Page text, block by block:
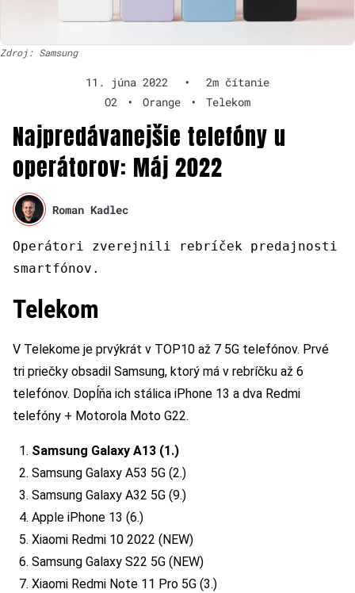
Zdroj: Samsung
11. júna 2022 •
2m čítanie
O2
• Orange • Telekom
Najpredávanejšie telefóny u
operátorov: Máj 2022
Roman Kadlec
Operátori zverejnili rebríček predajnosti
smartfónov.
Telekom
V Telekome je prvýkrát v TOP10 až 7 5G telefónov. Prvé
tri priečky obsadil Samsung, ktorý má v rebríčku až 6
telefónov. Dopĺňa ich stálica iPhone 13 a dva Redmi
telefóny + Motorola Moto G22.
Samsung Galaxy A13 (1.)
Samsung Galaxy A53 5G (2.)
Samsung Galaxy A32 5G (9.)
Apple iPhone 13 (6.)
Xiaomi Redmi 10 2022 (NEW)
Samsung Galaxy S22 5G (NEW)
Xiaomi Redmi Note 11 Pro 5G (3.)